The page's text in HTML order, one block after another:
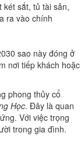
két sắt, tủ tài sản,
ra vào chính
sao này đóng ở
nơi tiếp khách hoặc
phong thủy cổ
Học. Đây là quan
Với việc trọng
trong gia đình.